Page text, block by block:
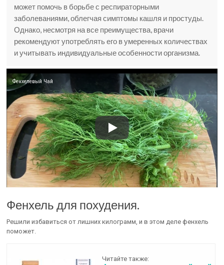
может помочь в борьбе с респираторными
заболеваниями, облегчая симптомы кашля и простуды.
Однако, несмотря на все преимущества, врачи
рекомендуют употреблять его в умеренных количествах
и учитывать индивидуальные особенности организма.
Фенхелевый Чай
Фенхель для похудения.
Решили избавиться от лишних килограмм, и в этом деле фенхель
поможет.
Читайте также: